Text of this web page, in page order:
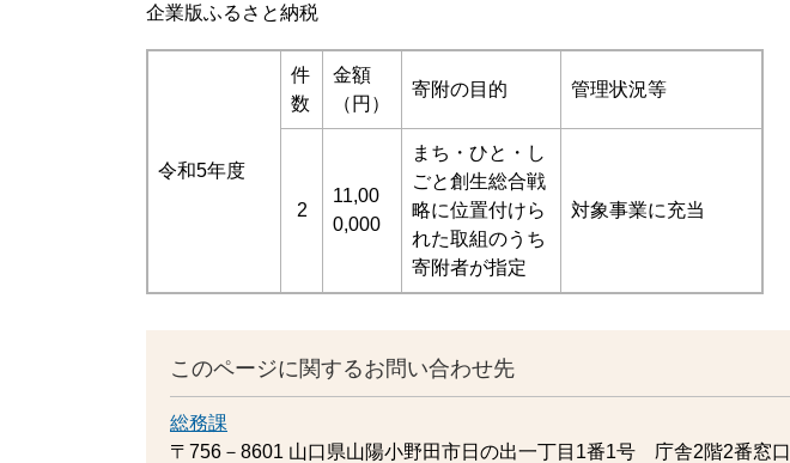
企業版ふるさと納税
令和5年度
件
数
金額
（円）
寄附の目的 管理状況等
2
11,00
0,000
まち・ひと・し
ごと創生総合戦
略に位置付けら
れた取組のうち
寄附者が指定
対象事業に充当
このページに関するお問い合わせ先
総務課
〒756－8601 山口県山陽小野田市日の出一丁目1番1号 庁舎2階2番窓口